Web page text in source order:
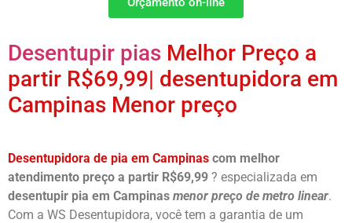
Desentupir pias Melhor Preço a
partir R$69,99| desentupidora em
Campinas Menor preço
Desentupidora de pia em Campinas com melhor
atendimento preço a partir R$69,99 ? especializada em
desentupir pia em Campinas menor preço de metro linear.
Com a WS Desentupidora, você tem a garantia de um